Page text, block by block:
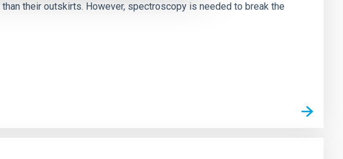
their outskirts. However, spectroscopy is needed to break the